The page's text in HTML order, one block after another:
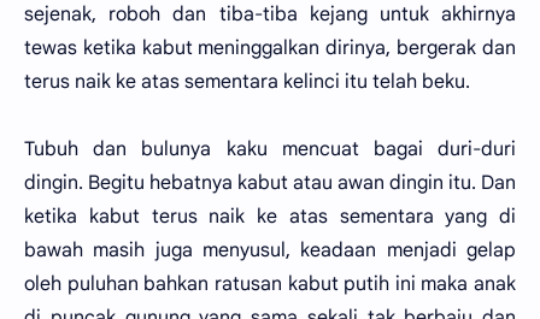
sejenak, roboh dan tiba-tiba kejang untuk akhirnya
tewas ketika kabut meninggalkan dirinya, bergerak dan
terus naik ke atas sementara kelinci itu telah beku.
Tubuh dan bulunya kaku mencuat bagai duri-duri
dingin. Begitu hebatnya kabut atau awan dingin itu. Dan
ketika kabut terus naik ke atas sementara yang di
bawah masih juga menyusul, keadaan menjadi gelap
oleh puluhan bahkan ratusan kabut putih ini maka anak